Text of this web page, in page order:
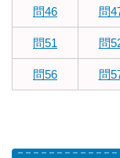
問46 問
問51 問
問56 問